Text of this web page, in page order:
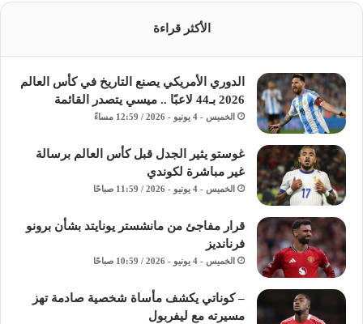
الأكثر قراءة
الدوري الأمريكي يصنع التاريخ في كأس العالم
2026 بـ44 لاعبًا .. ميسي يتصدر القائمة
الخميس - 4 يونيو - 2026 / 12:59 مساءً
غوستو يثير الجدل قبل كأس العالم برسالة
غير مباشرة لكوندي
الخميس - 4 يونيو - 2026 / 11:59 صباحًا
قرار مفاجئ من مانشستر يونايتد بشأن برونو
فرنانديز
الخميس - 4 يونيو - 2026 / 10:59 صباحًا
– كوناتي يكشف مأساة شخصية صادمة تهز
مسيرته مع ليفربول